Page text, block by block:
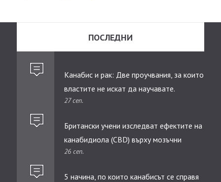
ПОСЛЕДНИ
Канабис и рак: Две проучвания, за които
властите не искат да научавате.
27 сеп.
Британски учени изследват ефектите на
канабидиолa (CBD) върху мозъчни
тумори при деца
26 сеп.
5 начина, по които канабисът се справя